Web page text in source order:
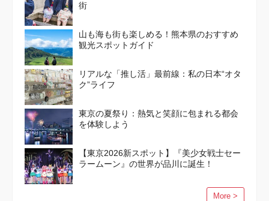
街
山も海も街も楽しめる！熊本県のおすすめ
観光スポットガイド
リアルな「推し活」最前線：私の日本“オタ
ク”ライフ
東京の夏祭り：熱気と笑顔に包まれる都会
を体験しよう
【東京2026新スポット】『美少女戦士セー
ラームーン』の世界が品川に誕生！
More >